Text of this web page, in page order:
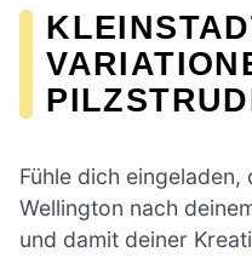
Fühle dich
Wellington nach
und damit deiner